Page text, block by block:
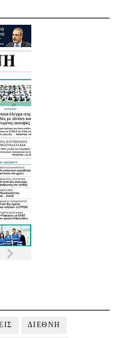
ΔΙΕΘΝΗ